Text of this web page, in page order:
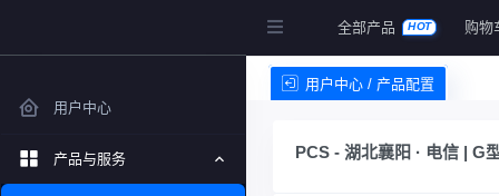
全部产品 HOT 购物
用户中心 / 产品配置
用户中心
产品与服务 PCS - 湖北襄阳 · 电信 | G